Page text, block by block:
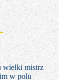
wielki mistrz
w polu